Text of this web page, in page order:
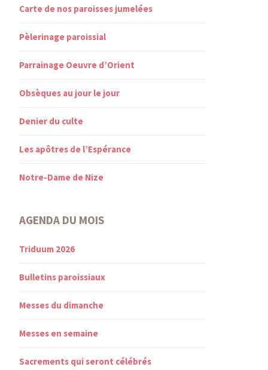
Carte de nos paroisses jumelées
Pèlerinage paroissial
Parrainage Oeuvre d’Orient
Obsèques au jour le jour
Denier du culte
Les apôtres de l’Espérance
Notre-Dame de Nize
AGENDA DU MOIS
Triduum 2026
Bulletins paroissiaux
Messes du dimanche
Messes en semaine
Sacrements qui seront célébrés